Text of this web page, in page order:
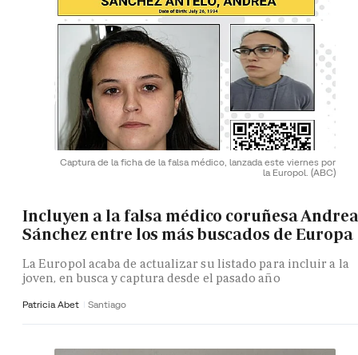
Captura de la ficha de la falsa médico, lanzada este viernes por
la Europol. (ABC)
Incluyen a la falsa médico coruñesa Andrea
Sánchez entre los más buscados de Europa
La Europol acaba de actualizar su listado para incluir a la
joven, en busca y captura desde el pasado año
Patricia Abet Santiago